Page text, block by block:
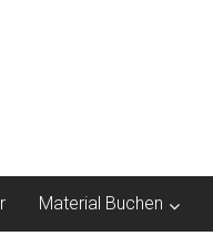
Material Buchen